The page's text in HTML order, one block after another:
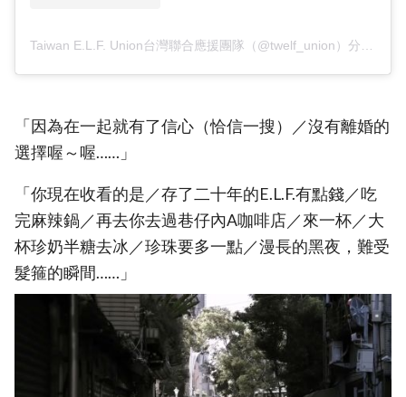
「因為在一起就有了信心（恰信一搜）／沒有離婚的
選擇喔～喔……」
「你現在收看的是／存了二十年的E.L.F.有點錢／吃
完麻辣鍋／再去你去過巷仔內A咖啡店／來一杯／大
杯珍奶半糖去冰／珍珠要多一點／漫長的黑夜，難受
髮箍的瞬間……」